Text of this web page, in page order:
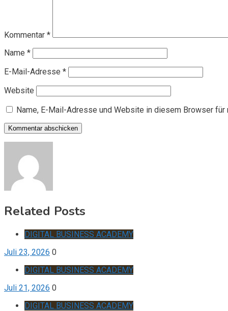
Kommentar *
Name *
E-Mail-Adresse *
Website
Name, E-Mail-Adresse und Website in diesem Browser
Related Posts
DIGITAL BUSINESS ACADEMY
Juli 23, 2026 0
DIGITAL BUSINESS ACADEMY
Juli 21, 2026 0
DIGITAL BUSINESS ACADEMY